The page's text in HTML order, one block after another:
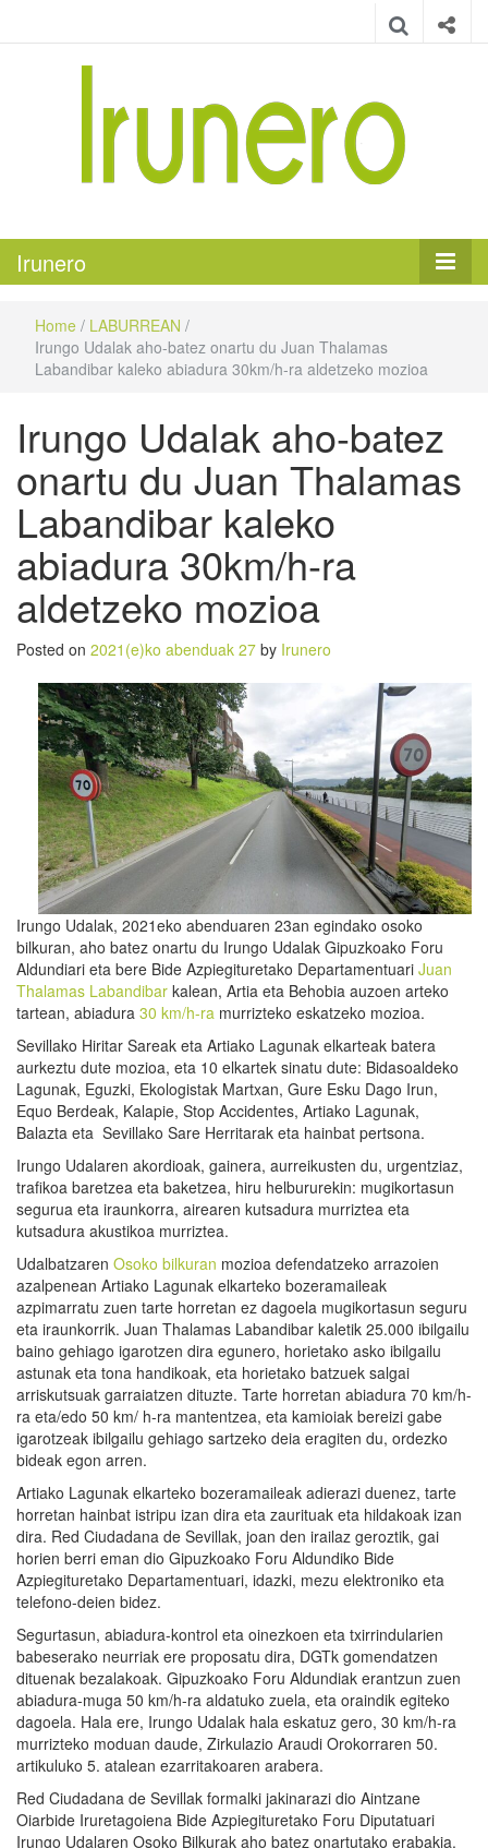
Irunero
Home / LABURREAN /
Irungo Udalak aho-batez onartu du Juan Thalamas
Labandibar kaleko abiadura 30km/h-ra aldetzeko mozioa
Irungo Udalak aho-batez
onartu du Juan Thalamas
Labandibar kaleko
abiadura 30km/h-ra
aldetzeko mozioa
Posted on 2021(e)ko abenduak 27 by Irunero
Irungo Udalak, 2021eko abenduaren 23an egindako osoko
bilkuran, aho batez onartu du Irungo Udalak Gipuzkoako Foru
Aldundiari eta bere Bide Azpiegituretako Departamentuari Juan
Thalamas Labandibar kalean, Artia eta Behobia auzoen arteko
tartean, abiadura 30 km/h-ra murrizteko eskatzeko mozioa.
Sevillako Hiritar Sareak eta Artiako Lagunak elkarteak batera
aurkeztu dute mozioa, eta 10 elkartek sinatu dute: Bidasoaldeko
Lagunak, Eguzki, Ekologistak Martxan, Gure Esku Dago Irun,
Equo Berdeak, Kalapie, Stop Accidentes, Artiako Lagunak,
Balazta eta Sevillako Sare Herritarak eta hainbat pertsona.
Irungo Udalaren akordioak, gainera, aurreikusten du, urgentziaz,
trafikoa baretzea eta baketzea, hiru helbururekin: mugikortasun
segurua eta iraunkorra, airearen kutsadura murriztea eta
kutsadura akustikoa murriztea.
Udalbatzaren Osoko bilkuran mozioa defendatzeko arrazoien
azalpenean Artiako Lagunak elkarteko bozeramaileak
azpimarratu zuen tarte horretan ez dagoela mugikortasun seguru
eta iraunkorrik. Juan Thalamas Labandibar kaletik 25.000 ibilgailu
baino gehiago igarotzen dira egunero, horietako asko ibilgailu
astunak eta tona handikoak, eta horietako batzuek salgai
arriskutsuak garraiatzen dituzte. Tarte horretan abiadura 70 km/h-
ra eta/edo 50 km/ h-ra mantentzea, eta kamioiak bereizi gabe
igarotzeak ibilgailu gehiago sartzeko deia eragiten du, ordezko
bideak egon arren.
Artiako Lagunak elkarteko bozeramaileak adierazi duenez, tarte
horretan hainbat istripu izan dira eta zaurituak eta hildakoak izan
dira. Red Ciudadana de Sevillak, joan den irailaz geroztik, gai
horien berri eman dio Gipuzkoako Foru Aldundiko Bide
Azpiegituretako Departamentuari, idazki, mezu elektroniko eta
telefono-deien bidez.
Segurtasun, abiadura-kontrol eta oinezkoen eta txirrindularien
babeserako neurriak ere proposatu dira, DGTk gomendatzen
dituenak bezalakoak. Gipuzkoako Foru Aldundiak erantzun zuen
abiadura-muga 50 km/h-ra aldatuko zuela, eta oraindik egiteko
dagoela. Hala ere, Irungo Udalak hala eskatuz gero, 30 km/h-ra
murrizteko moduan daude, Zirkulazio Araudi Orokorraren 50.
artikuluko 5. atalean ezarritakoaren arabera.
Red Ciudadana de Sevillak formalki jakinarazi dio Aintzane
Oiarbide Iruretagoiena Bide Azpiegituretako Foru Diputatuari
Irungo Udalaren Osoko Bilkurak aho batez onartutako erabakia.